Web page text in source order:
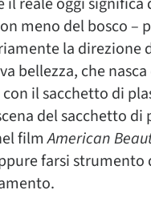
meno del bosco –
la direzione
bellezza, che
il sacchetto di
del sacchetto di
filmAmerican
farsi strumento